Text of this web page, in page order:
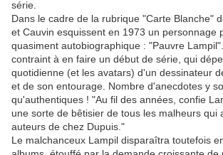
série.
Dans le cadre de la rubrique "Carte Blanche"
et Cauvin esquissent en 1973 un personnage
quasiment autobiographique : "Pauvre
contraint à en faire un début de série, qui
quotidienne (et les avatars) d'un dessinateur
et de son entourage. Nombre d'anecdotes y
qu'authentiques ! "Au fil des années, confie
une sorte de bêtisier de tous les malheurs qui
auteurs de chez Dupuis."
Le malchanceux Lampil disparaîtra toutefois